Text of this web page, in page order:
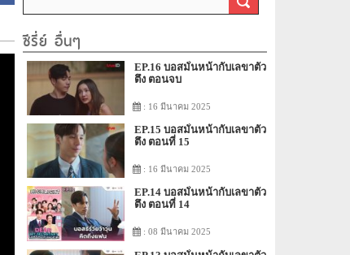
ซีรี่ย์ อื่นๆ
EP.16 บอสมั่นหน้ากับเลขาตัว
ตึง ตอนจบ
: 16 มีนาคม 2025
EP.15 บอสมั่นหน้ากับเลขาตัว
ตึง ตอนที่ 15
: 16 มีนาคม 2025
EP.14 บอสมั่นหน้ากับเลขาตัว
ตึง ตอนที่ 14
: 08 มีนาคม 2025